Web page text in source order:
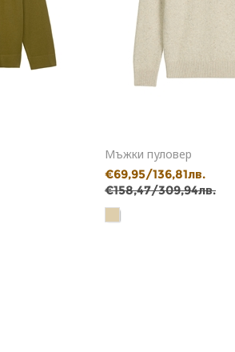
Мъжки пуловер
€69,95/136,81лв.
€158,47/309,94лв.